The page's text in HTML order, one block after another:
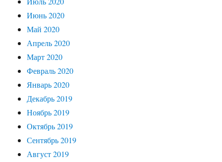
Июнь 2020
Май 2020
Апрель 2020
Март 2020
Февраль 2020
Январь 2020
Декабрь 2019
Ноябрь 2019
Октябрь 2019
Сентябрь 2019
Август 2019